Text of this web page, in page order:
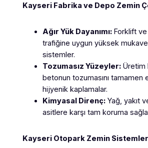
Kayseri Fabrika ve Depo Zemin
Ağır Yük Dayanımı:Forklift ve
trafiğine uygun yüksek
sistemler.
Tozumasız Yüzeyler:Üretim
betonun tozumasını tamamen
hijyenik kaplamalar.
Kimyasal Direnç:Yağ, yakıt
asitlere karşı tam koruma
Kayseri Otopark Zemin